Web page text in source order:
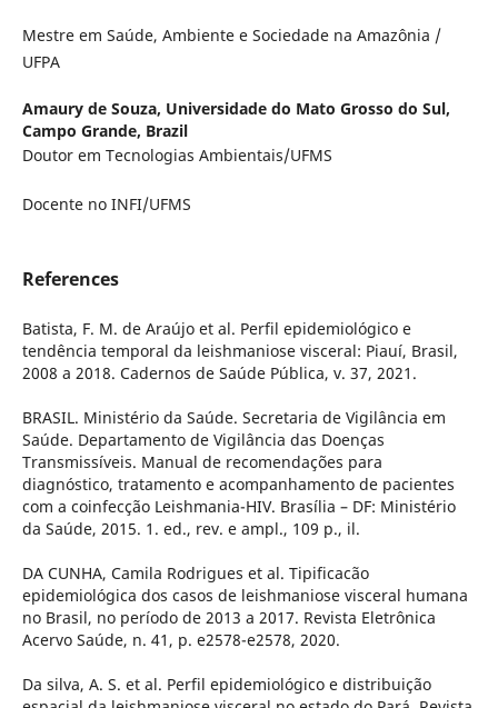
Mestre em Saúde, Ambiente e Sociedade na Amazônia /
UFPA
Amaury de Souza, Universidade do Mato Grosso do Sul,
Campo Grande, Brazil
Doutor em Tecnologias Ambientais/UFMS
Docente no INFI/UFMS
References
Batista, F. M. de Araújo et al. Perfil epidemiológico e
tendência temporal da leishmaniose visceral: Piauí, Brasil,
2008 a 2018. Cadernos de Saúde Pública, v. 37, 2021.
BRASIL. Ministério da Saúde. Secretaria de Vigilância em
Saúde. Departamento de Vigilância das Doenças
Transmissíveis. Manual de recomendações para
diagnóstico, tratamento e acompanhamento de pacientes
com a coinfecção Leishmania-HIV. Brasília – DF: Ministério
da Saúde, 2015. 1. ed., rev. e ampl., 109 p., il.
DA CUNHA, Camila Rodrigues et al. Tipificacão
epidemiológica dos casos de leishmaniose visceral humana
no Brasil, no período de 2013 a 2017. Revista Eletrônica
Acervo Saúde, n. 41, p. e2578-e2578, 2020.
Da silva, A. S. et al. Perfil epidemiológico e distribuição